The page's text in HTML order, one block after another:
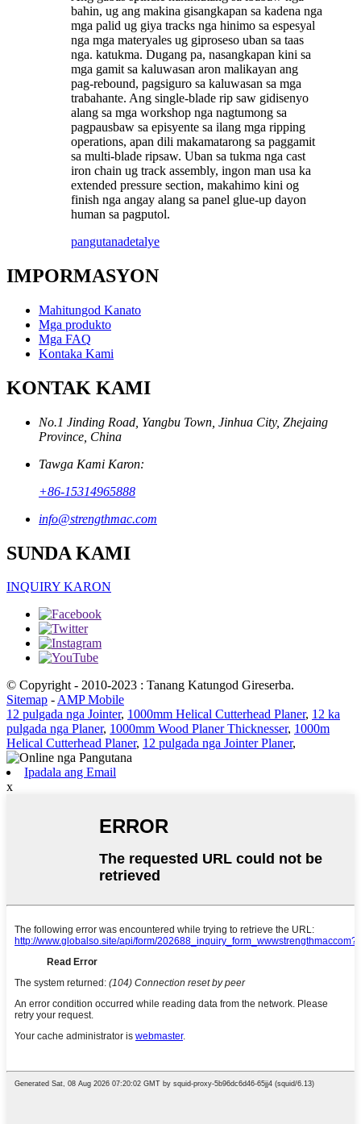
bahin, ug ang makina gisangkapan sa kadena nga
mga palid ug giya tracks nga hinimo sa espesyal
nga mga materyales ug giproseso uban sa taas
nga. katukma. Dugang pa, nasangkapan kini sa
mga gamit sa kaluwasan aron malikayan ang
pag-rebound, pagsiguro sa kaluwasan sa mga
trabahante. Ang single-blade rip saw gidisenyo
alang sa mga workshop nga nagtumong sa
pagpausbaw sa episyente sa ilang mga ripping
operations, apan dili makamatarong sa paggamit
sa multi-blade ripsaw. Uban sa tukma nga cast
iron chain ug track assembly, ingon man usa ka
extended pressure section, makahimo kini og
finish nga angay alang sa panel glue-up dayon
human sa pagputol.
pangutanadetalye
IMPORMASYON
Mahitungod Kanato
Mga produkto
Mga FAQ
Kontaka Kami
KONTAK KAMI
No.1 Jinding Road, Yangbu Town, Jinhua City, Zhejaing
Province, China
Tawga Kami Karon:
+86-15314965888
info@strengthmac.com
SUNDA KAMI
INQUIRY KARON
© Copyright - 2010-2023 : Tanang Katungod Gireserba.
Sitemap -AMP Mobile
12 pulgada nga Jointer, 1000mm Helical Cutterhead Planer, 12 ka
pulgada nga Planer, 1000mm Wood Planer Thicknesser, 1000m
Helical Cutterhead Planer, 12 pulgada nga Jointer Planer,
Ipadala ang Email
x